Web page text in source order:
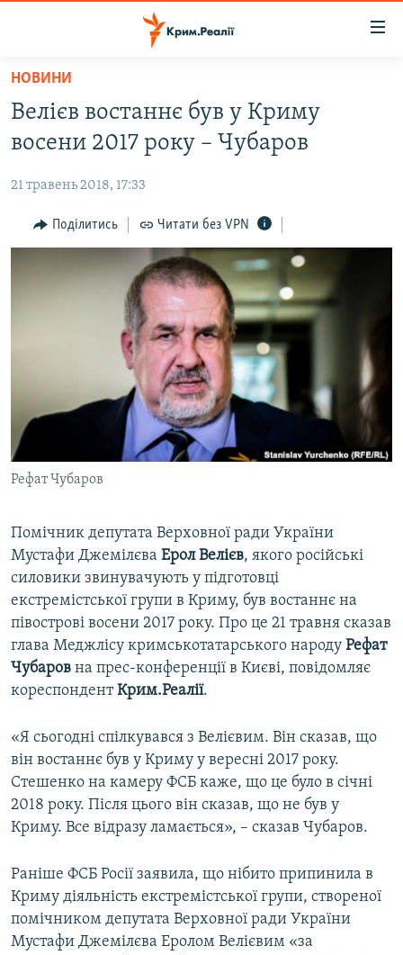
Перейти
основного
матеріалу
до
навігації
Перейти
ПОЛІТИКА
БЛОГИ
ВІДЕОУРОКИ «ELIFBE»
СВІДЧЕННЯ ОКУПАЦІЇ
УКРАЇНСЬКА ПРОБЛЕМА КРИМУ
ЯК ОБІЙТИ БЛОКУВАННЯ
Русский
Qırımtatar
Усі сайти RFE/RL
НОВИНИ
Велієв востаннє був у Криму
восени 2017 року – Чубаров
21 травень 2018, 17:33
Поділитись Читати без VPN
Рефат Чубаров
Помічник депутата Верховної ради України
Мустафи Джемілєва Ерол Велієв, якого російські
силовики звинувачують у підготовці
екстремістської групи в Криму, був востаннє на
півострові восени 2017 року. Про це 21 травня сказав
глава Меджлісу кримськотатарського народу Рефат
Чубаров на прес-конференції в Києві, повідомляє
кореспондентКрим.Реалії.
«Я сьогодні спілкувався з Велієвим. Він сказав, що
він востаннє був у Криму у вересні 2017 року.
Стешенко на камеру ФСБ каже, що це було в січні
2018 року. Після цього він сказав, що не був у
Криму. Все відразу ламається», – сказав Чубаров.
Раніше ФСБ Росії заявила, що нібито припинила в
Криму діяльність екстремістської групи, створеної
помічником депутата Верховної ради України
Мустафи Джемілєва Еролом Велієвим «за